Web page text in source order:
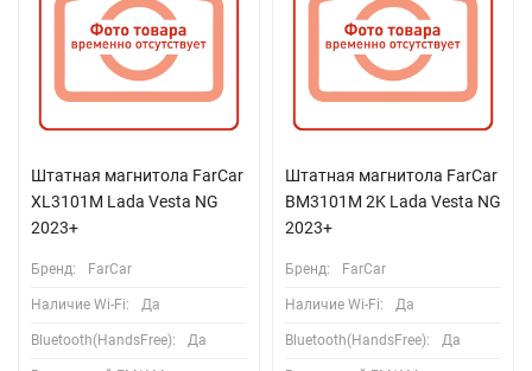
Штатная магнитола FarCar
XL3101M Lada Vesta NG
2023+
Бренд: FarCar
Наличие Wi-Fi: Да
Bluetooth(HandsFree): Да
Штатная магнитола FarCar
BM3101M 2K Lada Vesta NG
2023+
Бренд: FarCar
Наличие Wi-Fi: Да
Bluetooth(HandsFree): Да